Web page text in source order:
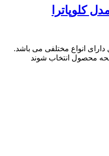
مختلفی می باشد.
انتخاب شوند